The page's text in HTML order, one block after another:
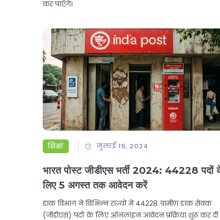
कर पाएँगे।
शिक्षा जुलाई 15, 2024
भारत पोस्ट जीडीएस भर्ती 2024: 44228 पदों
लिए 5 अगस्त तक आवेदन करें
डाक विभाग ने विभिन्न राज्यों में 44228 ग्रामीण डाक सेवक
(जीडीएस) पदों के लिए ऑनलाइन आवेदन प्रक्रिया शुरू कर दी